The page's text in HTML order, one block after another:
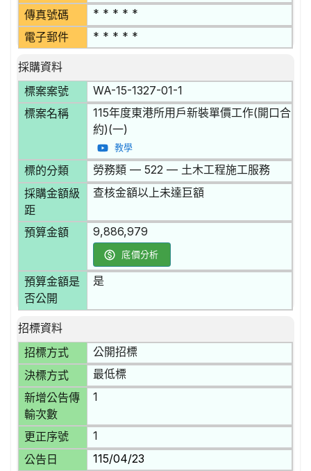
傳真號碼 * * * * *
電子郵件 * * * * *
採購資料
標案案號
WA-15-1327-01-1
標案名稱
115年度東港所用戶新裝單價工作(開口合
約)(一)
教學
標的分類 勞務類 — 522 — 土木工程施工服務
採購金額級
距
查核金額以上未達巨額
預算金額 9,886,979
底價分析
預算金額是
否公開
是
招標資料
招標方式
公開招標
決標方式 最低標
新增公告傳
輸次數
1
更正序號 1
公告日 115/04/23